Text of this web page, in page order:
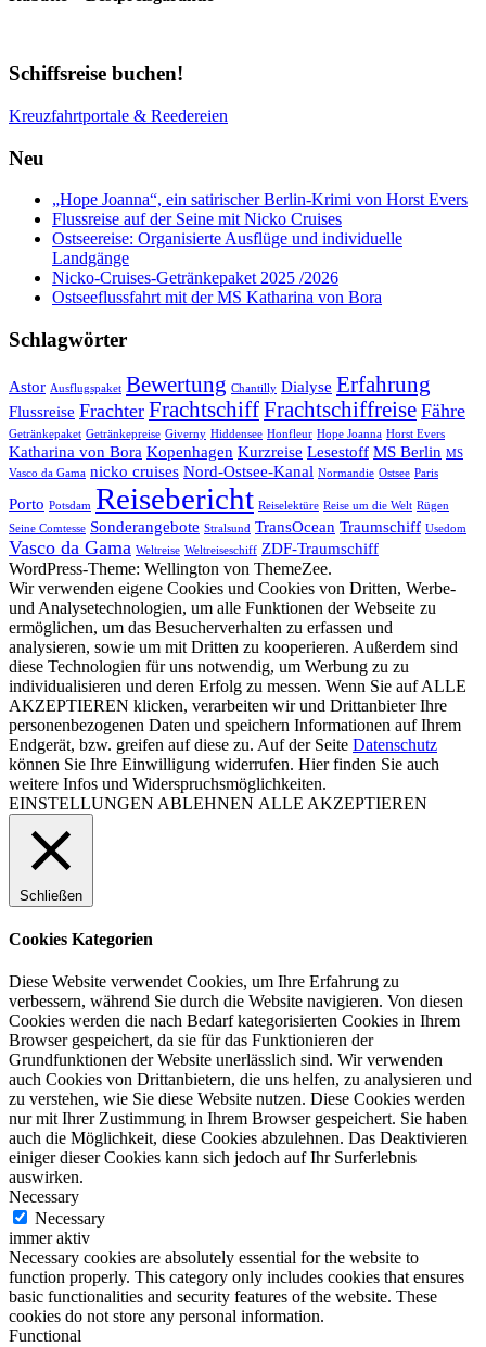
Schiffsreise buchen!
Kreuzfahrtportale & Reedereien
Neu
„Hope Joanna“, ein satirischer Berlin-Krimi von Horst Evers
Flussreise auf der Seine mit Nicko Cruises
Ostseereise: Organisierte Ausflüge und individuelle
Landgänge
Nicko-Cruises-Getränkepaket 2025 /2026
Ostseeflussfahrt mit der MS Katharina von Bora
Schlagwörter
Astor Ausflugspaket Bewertung Chantilly Dialyse Erfahrung
Flussreise Frachter FrachtschiffFrachtschiffreise Fähre
Getränkepaket Getränkepreise Giverny Hiddensee Honfleur Hope Joanna Horst Evers
Katharina von Bora Kopenhagen Kurzreise Lesestoff MS Berlin MS
Vasco da Gama nicko cruises Nord-Ostsee-Kanal Normandie Ostsee Paris
Porto Potsdam Reisebericht Reiselektüre Reise um die Welt Rügen
Seine Comtesse Sonderangebote Stralsund TransOcean Traumschiff Usedom
Vasco da Gama Weltreise Weltreiseschiff ZDF-Traumschiff
WordPress-Theme: Wellington von ThemeZee.
Wir verwenden eigene Cookies und Cookies von Dritten, Werbe-
und Analysetechnologien, um alle Funktionen der Webseite zu
ermöglichen, um das Besucherverhalten zu erfassen und
analysieren, sowie um mit Dritten zu kooperieren. Außerdem sind
diese Technologien für uns notwendig, um Werbung zu zu
individualisieren und deren Erfolg zu messen. Wenn Sie auf ALLE
AKZEPTIEREN klicken, verarbeiten wir und Drittanbieter Ihre
personenbezogenen Daten und speichern Informationen auf Ihrem
Endgerät, bzw. greifen auf diese zu. Auf der Seite Datenschutz
können Sie Ihre Einwilligung widerrufen. Hier finden Sie auch
weitere Infos und Widerspruchsmöglichkeiten.
EINSTELLUNGEN ABLEHNEN ALLE AKZEPTIEREN
Schließen
Cookies Kategorien
Diese Website verwendet Cookies, um Ihre Erfahrung zu
verbessern, während Sie durch die Website navigieren. Von diesen
Cookies werden die nach Bedarf kategorisierten Cookies in Ihrem
Browser gespeichert, da sie für das Funktionieren der
Grundfunktionen der Website unerlässlich sind. Wir verwenden
auch Cookies von Drittanbietern, die uns helfen, zu analysieren und
zu verstehen, wie Sie diese Website nutzen. Diese Cookies werden
nur mit Ihrer Zustimmung in Ihrem Browser gespeichert. Sie haben
auch die Möglichkeit, diese Cookies abzulehnen. Das Deaktivieren
einiger dieser Cookies kann sich jedoch auf Ihr Surferlebnis
auswirken.
Necessary
Necessary
immer aktiv
Necessary cookies are absolutely essential for the website to
function properly. This category only includes cookies that ensures
basic functionalities and security features of the website. These
cookies do not store any personal information.
Functional